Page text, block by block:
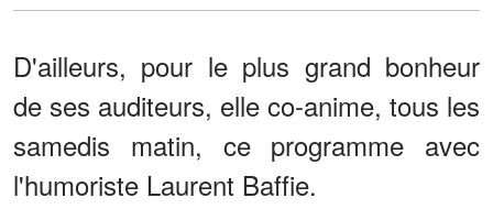
D'ailleurs, pour le plus grand bonheur
de ses auditeurs, elle co-anime, tous les
samedis matin, ce programme avec
l'humoriste Laurent Baffie.